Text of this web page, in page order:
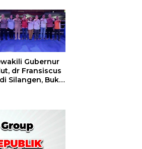
Wali Kota
Gubernur
dr Fransiscus
Silangen, Buka
Wali Kota